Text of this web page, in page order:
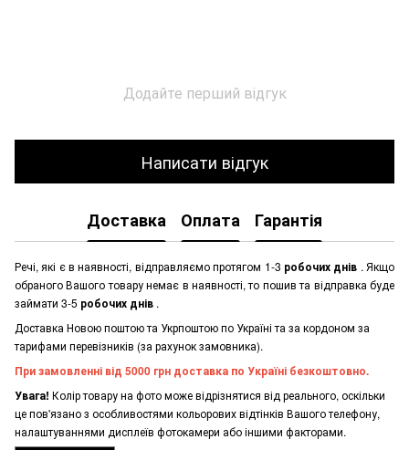
Додайте перший відгук
Написати відгук
Доставка Оплата Гарантія
Речі, які є в наявності, відправляємо протягом 1-3 робочих днів . Якщо
обраного Вашого товару немає в наявності, то пошив та відправка буде
займати 3-5 робочих днів .
Доставка Новою поштою та Укрпоштою по Україні та за кордоном за
тарифами перевізників (за рахунок замовника).
При замовленні від 5000 грн доставка по Україні безкоштовно.
Увага! Колір товару на фото може відрізнятися від реального, оскільки
це пов'язано з особливостями кольорових відтінків Вашого телефону,
налаштуваннями дисплеїв фотокамери або іншими факторами.